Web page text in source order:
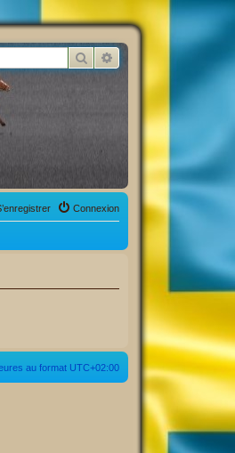
Rechercher
Connexion
au format UTC+02:00